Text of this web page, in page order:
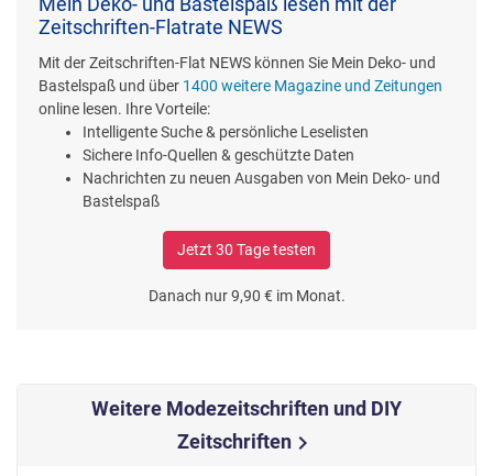
Zeitschriften-Flatrate NEWS
Mit der Zeitschriften-Flat NEWS können Sie Mein Deko- und
Bastelspaß und über 1400 weitere Magazine und Zeitungen
online lesen. Ihre Vorteile:
Intelligente Suche & persönliche Leselisten
Sichere Info-Quellen & geschützte Daten
Nachrichten zu neuen Ausgaben von Mein Deko- und
Bastelspaß
Jetzt 30 Tage testen
Danach nur 9,90 € im Monat.
Weitere Modezeitschriften und DIY
Zeitschriftenchevron_right